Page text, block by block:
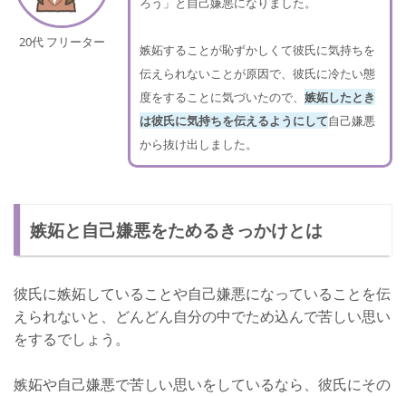
20代 フリーター
嫉妬することが恥ずかしくて彼氏に気持ちを
伝えられないことが原因で、彼氏に冷たい態
度をすることに気づいたので、 嫉妬したとき
は彼氏に気持ちを伝えるようにして自己嫌悪
から抜け出しました。
嫉妬と自己嫌悪をためるきっかけとは
彼氏に嫉妬していることや自己嫌悪になっていることを伝
えられないと、どんどん自分の中でため込んで苦しい思い
をするでしょう。
嫉妬や自己嫌悪で苦しい思いをしているなら、彼氏にその